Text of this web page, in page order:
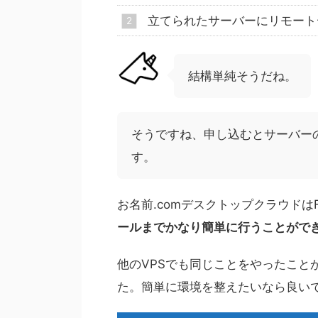
立てられたサーバーにリモー
結構単純そうだね。
そうですね、申し込むとサーバ
す。
お名前.comデスクトップクラウド
ールまでかなり簡単に行うことがで
他のVPSでも同じことをやったこと
た。簡単に環境を整えたいなら良い